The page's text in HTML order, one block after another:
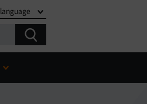
language